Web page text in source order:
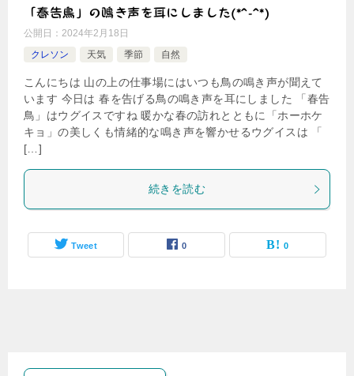
「春告鳥」の鳴き声を耳にしました(*^-^*)
公開日： 2024年2月18日
クレソン
天気 季節 自然
こんにちは 山の上の仕事場にはいつも鳥の鳴き声が聞えて
います 今日は 春を告げる鳥の鳴き声を耳にしました 「春告
鳥」はウグイスですね 暖かな春の訪れとともに「ホーホケ
キョ」の美しくも情緒的な鳴き声を響かせるウグイスは 「
[…]
続きを読む
Tweet 0 0